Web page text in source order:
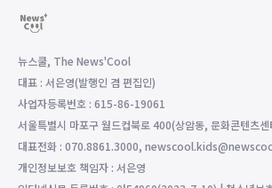
뉴스쿨, The News'Cool
대표 : 서은영(발행인 겸 편집인)
사업자등록번호 : 615-86-19061
서울특별시 마포구 월드컵북로 400(상암동, 문화콘텐츠
대표전화 : 070.8861.3000,
개인정보보호 책임자 : 서은영